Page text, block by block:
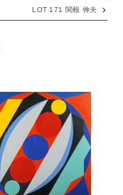
LOT 171 関根 伸夫